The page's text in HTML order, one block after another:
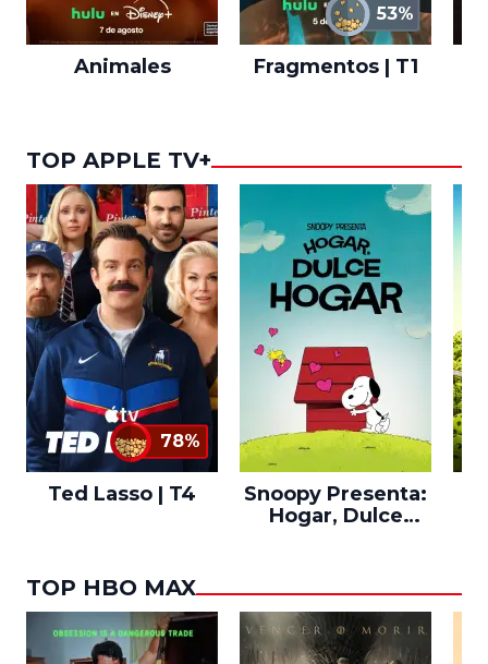
Animales
53%
Fragmentos | T1
TOP APPLE TV+
78%
Ted Lasso | T4
Snoopy Presenta:
Hogar, Dulce
TOP HBO MAX